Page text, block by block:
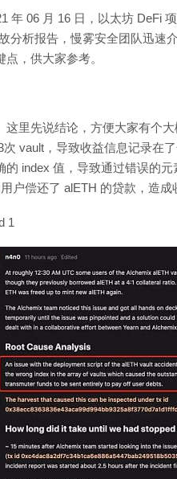
年 06 月 16 日，以太坊 DeFi
分析报告，慢雾安全团队迅速
，供大家参考。
这里先说结论，方便大家有个
vault，导致收益信息记录在
的 index 值，导致通过错误的
户偿还了 alETH 的贷款，造成
1